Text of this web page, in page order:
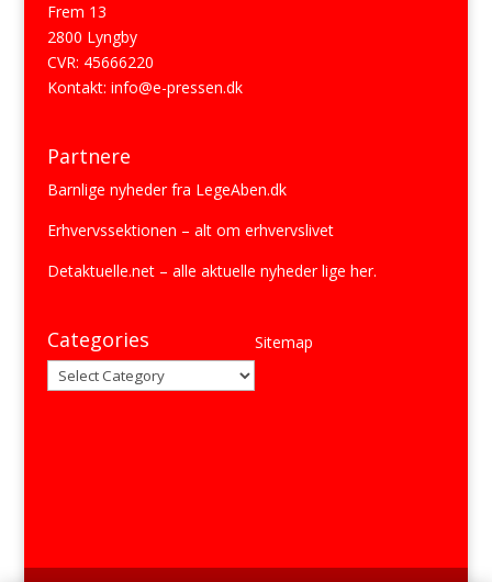
Frem 13
2800 Lyngby
CVR: 45666220
Kontakt: info@e-pressen.dk
Partnere
Barnlige nyheder fra LegeAben.dk
Erhvervssektionen – alt om erhvervslivet
Detaktuelle.net– alle aktuelle nyheder lige her.
Categories
Categories
Sitemap